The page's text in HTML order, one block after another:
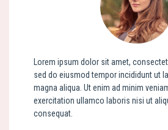
Lorem ipsum dolor sit amet,
sed do eiusmod tempor incididunt ut
magna aliqua. Ut enim ad minim
exercitation ullamco laboris nisi ut
consequat.